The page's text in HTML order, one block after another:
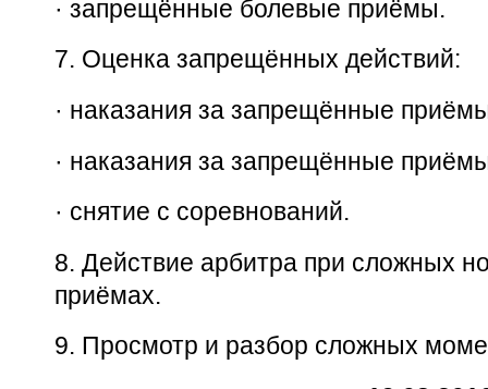
· запрещённые болевые приёмы.
7. Оценка запрещённых действий:
· наказания за запрещённые
· наказания за запрещённые
· снятие с соревнований.
8. Действие арбитра при сложных
приёмах.
9. Просмотр и разбор сложных